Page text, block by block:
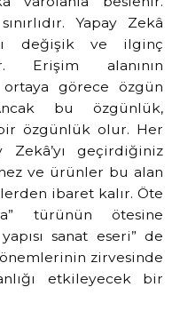
Yapay Zekâ
değişik ve ilginç
Erişim alanının
görece özgün
bu özgünlük,
bir özgünlük olur. Her
Zekâ’yı geçirdiğiniz
ve ürünler bu alan
ibaret kalır. Öte
türünün ötesine
sanat eseri” de
zirvesinde
etkileyecek bir